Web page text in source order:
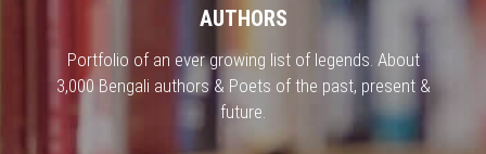
AUTHORS
Portfolio of an ever growing list of legends. About
3,000 Bengali authors & Poets of the past, present &
future.